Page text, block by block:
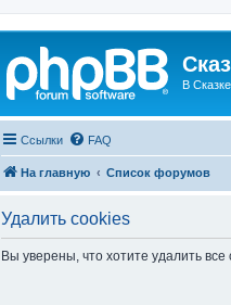
В
Ссылки FAQ
На главную Список форумов
Удалить cookies
Вы уверены, что хотите удалить